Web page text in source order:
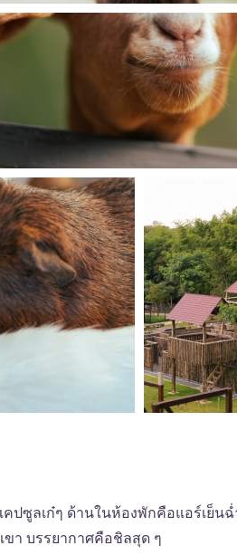
ปซูลเก๋ๆ ด้านในห้องพักคือแอร์เย็น
ขา บรรยากาศคือชิลสุด ๆ